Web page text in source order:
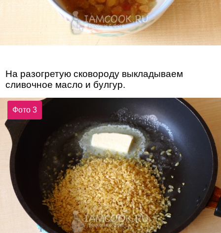
На разогретую сковороду выкладываем
сливочное масло и булгур.
Фото 3